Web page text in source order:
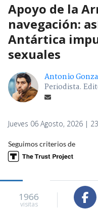
Apoyo de la
navegación:
Antártica
sexuales
Antonio
Periodista.
Jueves 06 Agosto, 2026 |
Seguimos criterios de
1966
visitas